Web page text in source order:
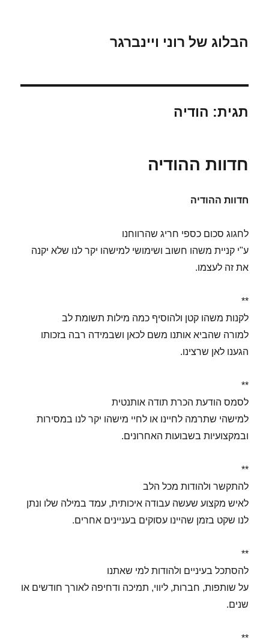
הבלוג של רוני ויינברגר
תגית: הודיה
חדוות ההודיה
חדוות ההודיה
לחגוג סכום כספי חריג שהרווחנו
ע"י קניית משהו חשוב ושימושי למישהו יקר לנו שלא יקנה
את זה לעצמו.
**
לקנות משהו קטן ולהוסיף כמה מילות תשומת לב
למורה שהביא אותנו משם לכאן ושבמידה רבה בזכותו
הגענו לאן שרצינו.
**
לסמס הודעת הכרת תודה אותנטית
למישהי שתרמה לחיינו או לחיי מישהו יקר לנו במסירות
ובמקצועיות בשבועות האחרונים.
**
להתקשר ולהודות מכל הלב
לאיש מקצוע שעשה עבודה איכותית, עמד במילה שלו ונתן
לנו שקט בזמן שהיינו עסוקים בעניינים אחרים.
**
להסתכל בעיניים ולהודות למי שאתנו
על שותפות, חברות, ליווי, תמיכה ודחיפה לאורך חודשים או
שנים.